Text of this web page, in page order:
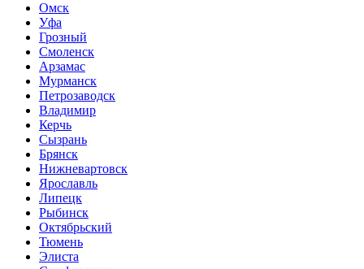
Омск
Уфа
Грозный
Смоленск
Арзамас
Мурманск
Петрозаводск
Владимир
Керчь
Сызрань
Брянск
Нижневартовск
Ярославль
Липецк
Рыбинск
Октябрьский
Тюмень
Элиста